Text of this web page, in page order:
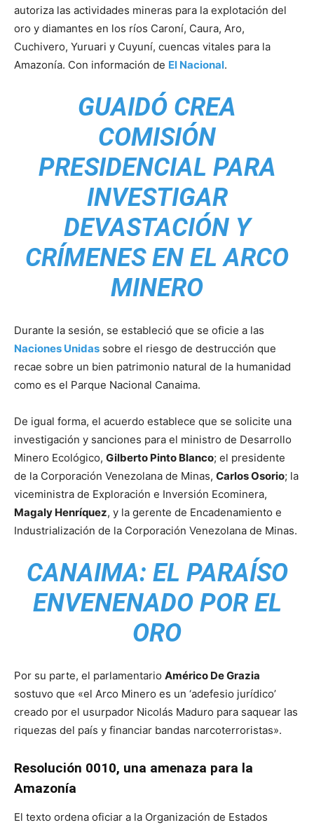
autoriza las actividades mineras para la explotación del
oro y diamantes en los ríos Caroní, Caura, Aro,
Cuchivero, Yuruari y Cuyuní, cuencas vitales para la
Amazonía. Con información de El Nacional.
GUAIDÓ CREA
COMISIÓN
PRESIDENCIAL PARA
INVESTIGAR
DEVASTACIÓN Y
CRÍMENES EN EL ARCO
MINERO
Durante la sesión, se estableció que se oficie a las
Naciones Unidas sobre el riesgo de destrucción que
recae sobre un bien patrimonio natural de la humanidad
como es el Parque Nacional Canaima.
De igual forma, el acuerdo establece que se solicite una
investigación y sanciones para el ministro de Desarrollo
Minero Ecológico, Gilberto Pinto Blanco; el presidente
de la Corporación Venezolana de Minas, Carlos Osorio; la
viceministra de Exploración e Inversión Ecominera,
Magaly Henríquez, y la gerente de Encadenamiento e
Industrialización de la Corporación Venezolana de Minas.
CANAIMA: EL PARAÍSO
ENVENENADO POR EL
ORO
Por su parte, el parlamentario Américo De Grazia
sostuvo que «el Arco Minero es un ‘adefesio jurídico’
creado por el usurpador Nicolás Maduro para saquear las
riquezas del país y financiar bandas narcoterroristas».
Resolución 0010, una amenaza para la
Amazonía
El texto ordena oficiar a la Organización de Estados